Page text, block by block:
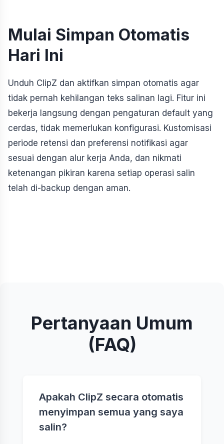
Mulai Simpan Otomatis
Hari Ini
Unduh ClipZ dan aktifkan simpan otomatis agar
tidak pernah kehilangan teks salinan lagi. Fitur ini
bekerja langsung dengan pengaturan default yang
cerdas, tidak memerlukan konfigurasi. Kustomisasi
periode retensi dan preferensi notifikasi agar
sesuai dengan alur kerja Anda, dan nikmati
ketenangan pikiran karena setiap operasi salin
telah di-backup dengan aman.
Pertanyaan Umum
(FAQ)
Apakah ClipZ secara otomatis
menyimpan semua yang saya
salin?